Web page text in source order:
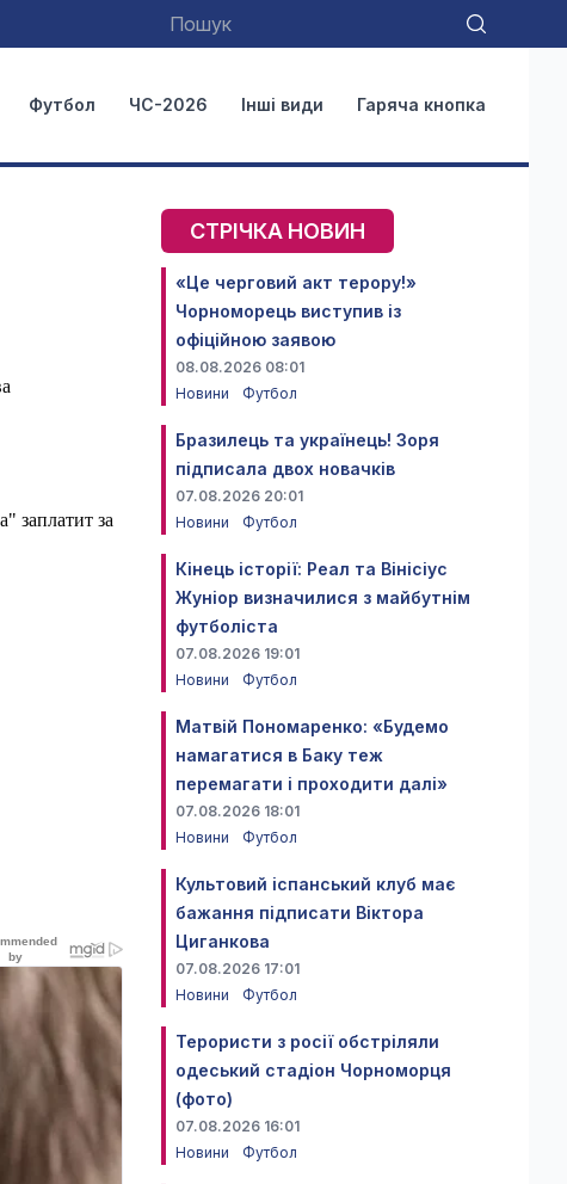
Футбол ЧС-2026 Інші види Гаряча кнопка
заплатит за
СТРІЧКА НОВИН
«Це черговий акт терору!»
Чорноморець виступив із
офіційною заявою
08.08.2026 08:01
Новини
Футбол
Бразилець та українець! Зоря
підписала двох новачків
07.08.2026 20:01
Новини
Футбол
Кінець історії: Реал та Вінісіус
Жуніор визначилися з майбутнім
футболіста
07.08.2026 19:01
Новини
Футбол
Матвій Пономаренко: «Будемо
намагатися в Баку теж
перемагати і проходити далі»
07.08.2026 18:01
Новини
Футбол
Культовий іспанський клуб має
бажання підписати Віктора
Циганкова
07.08.2026 17:01
Новини
Футбол
Терористи з росії обстріляли
одеський стадіон Чорноморця
(фото)
07.08.2026 16:01
Новини
Футбол